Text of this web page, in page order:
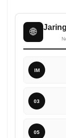
🌐
IM
03
05